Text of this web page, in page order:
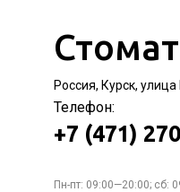
Россия, Курск,
Телефон:
+7 (471)
Пн-пт: 09:00—20:00; сб: